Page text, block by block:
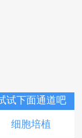
试下面通道吧
细胞培植